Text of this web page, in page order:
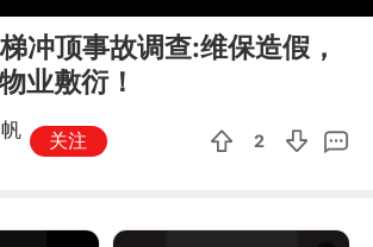
冲顶事故调查:维保造假，
业敷衍！
关注 2